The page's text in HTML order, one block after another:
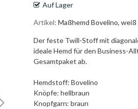
Auf Lager
Artikel Maßhemd Bovelino,
Der feste Twill-Stoff mit
ideale Hemd für den Business-
Gesamtpaket ab.
Hemdstoff: Bovelino
Knöpfe: hellbraun
Knopfgarn: braun